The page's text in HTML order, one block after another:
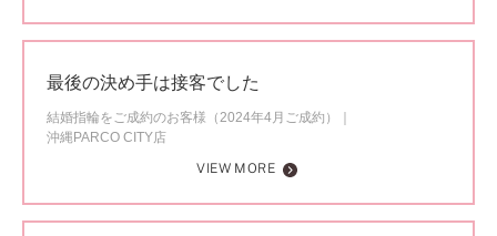
最後の決め手は接客でした
結婚指輪をご成約のお客様（2024年4月ご成約）
沖縄PARCO CITY店
VIEW MORE